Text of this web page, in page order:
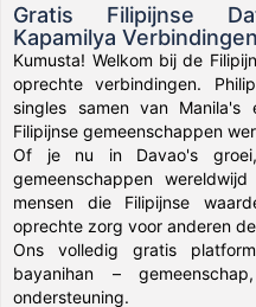
Gratis Filipijnse
Kapamilya Verbindingen
Kumusta! Welkom bij de
oprechte verbindingen.
singles samen van
Filipijnse gemeenschappen
Of je nu in Davao's
gemeenschappen
mensen die Filipijnse
oprechte zorg voor anderen
Ons volledig gratis
bayanihan –
ondersteuning.